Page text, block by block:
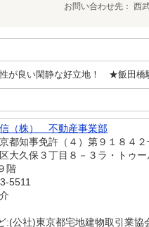
お問い合わせ先 西
が良い閑静な好立地！ ★飯田橋
（株） 不動産事業部
都知事免許（４）第９１８４２
大久保３丁目８－３ラ・トゥ
階
5511
:(公社)東京都宅地建物取引業協